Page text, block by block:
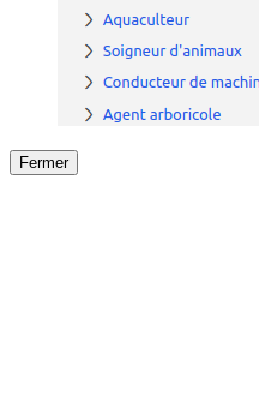
Fermer